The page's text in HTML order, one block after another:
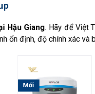
Hậu Giang. Hãy để Việt
ổn định, độ chính xác và
Mới